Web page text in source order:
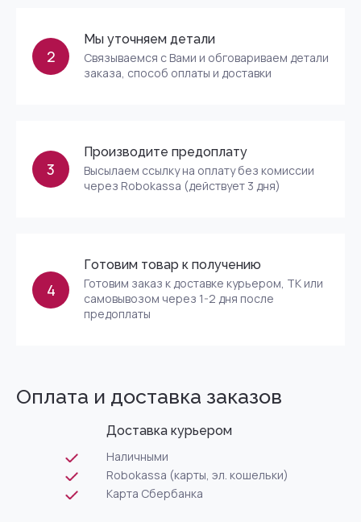
2
Мы уточняем детали
Связываемся с Вами и обговариваем детали
заказа, способ оплаты и доставки
3
Производите предоплату
Высылаем ссылку на оплату без комиссии
через Robokassa (действует 3 дня)
4
Готовим товар к получению
Готовим заказ к доставке курьером, ТК или
самовывозом через 1-2 дня после
предоплаты
Оплата и доставка заказов
Доставка курьером
Наличными
Robokassa (карты, эл. кошельки)
Карта Сбербанка